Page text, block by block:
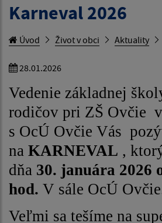
Karneval 2026
Úvod Život v obci Aktuality
28.01.2026
Vedenie základnej
rodičov pri ZŠ Ovčie
s OcÚ Ovčie Vás
na KARNEVAL ,
dňa 30. januára 2026
hod. V sále OcÚ
Veľmi sa tešíme na